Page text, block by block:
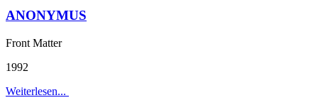
ANONYMUS
Front Matter
1992
Weiterlesen...